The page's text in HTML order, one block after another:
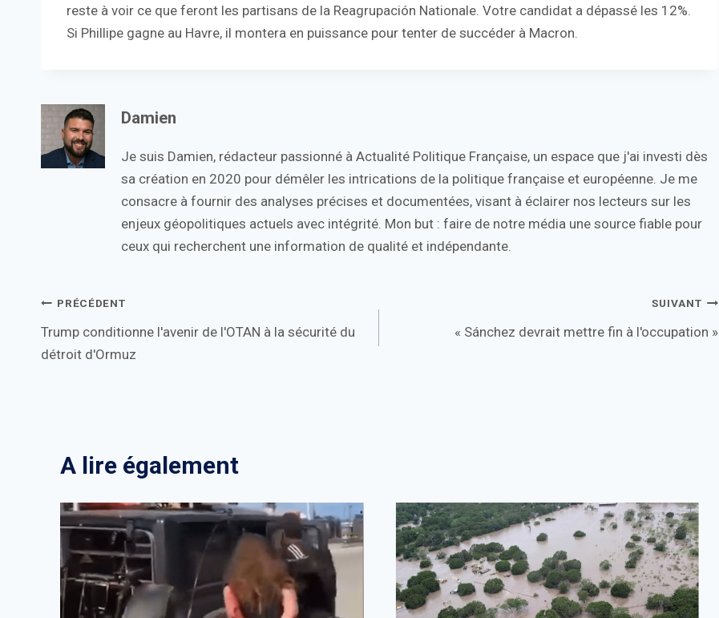
reste à voir ce que feront les partisans de la Reagrupación Nationale. Votre candidat a dépassé les 12%.
Si Phillipe gagne au Havre, il montera en puissance pour tenter de succéder à Macron.
Damien
Je suis Damien, rédacteur passionné à Actualité Politique Française, un espace que j'ai investi dès
sa création en 2020 pour démêler les intrications de la politique française et européenne. Je me
consacre à fournir des analyses précises et documentées, visant à éclairer nos lecteurs sur les
enjeux géopolitiques actuels avec intégrité. Mon but : faire de notre média une source fiable pour
ceux qui recherchent une information de qualité et indépendante.
Navigation
de
PRÉCÉDENT
Trump conditionne l'avenir de l'OTAN à la sécurité du
détroit d'Ormuz
SUIVANT
« Sánchez devrait mettre fin à l'occupation »
A lire également